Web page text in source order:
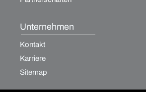
Unternehmen
Kontakt
Karriere
Sitemap